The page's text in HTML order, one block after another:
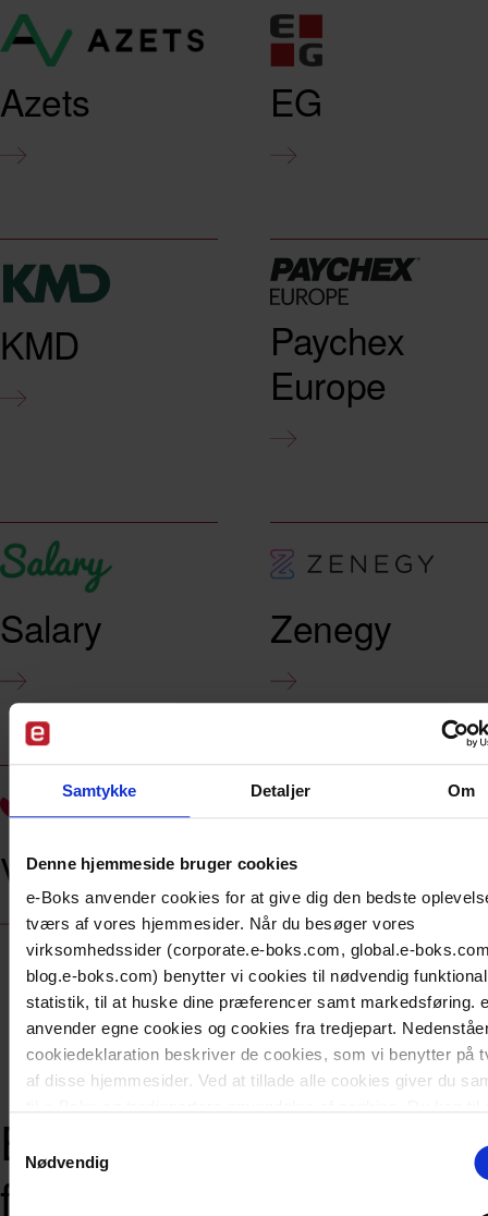
Samtykke Detaljer Om
Denne hjemmeside bruger cookies
e-Boks anvender cookies for at give dig den bedste
tværs af vores hjemmesider. Når du besøger vores
virksomhedssider (corporate.e-boks.com, global.e-
blog.e-boks.com) benytter vi cookies til nødvendig
statistik, til at huske dine præferencer samt markedsføring.
anvender egne cookies og cookies fra tredjepart.
cookiedeklaration beskriver de cookies, som vi benytter på
af disse hjemmesider. Ved at tillade alle cookies giver du
Samtykkevalg
Nødvendig
Azets EG
KMD
Paychex
Europe
Salary Zenegy
Visma
ERP og
forretningssystemer